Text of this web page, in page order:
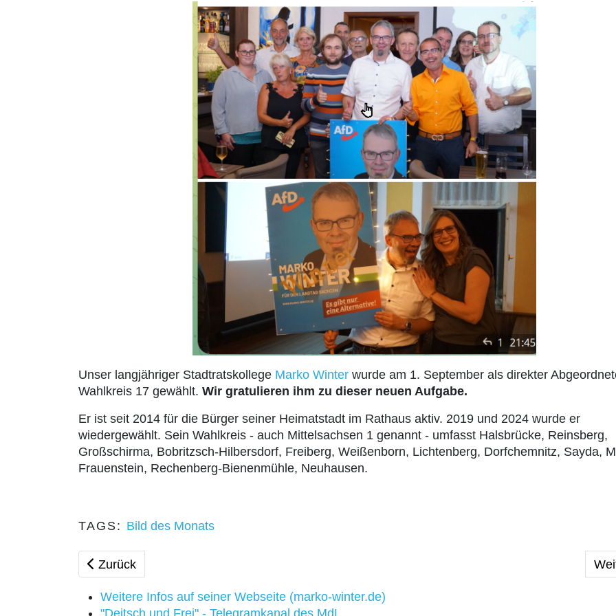
Unser langjähriger Stadtratskollege Marko Winter wurde am 1. September als direkter
Wahlkreis 17 gewählt. Wir gratulieren ihm zu dieser neuen Aufgabe.
Er ist seit 2014 für die Bürger seiner Heimatstadt im Rathaus aktiv. 2019 und 2024 wurde er
wiedergewählt. Sein Wahlkreis - auch Mittelsachsen 1 genannt - umfasst Halsbrücke, Reinsberg,
Großschirma, Bobritzsch-Hilbersdorf, Freiberg, Weißenborn, Lichtenberg, Dorfchemnitz, Sayda,
Frauenstein, Rechenberg-Bienenmühle, Neuhausen.
TAGS: Bild des Monats
Vorheriger Beitrag: Bild des Monats - November 2024
Zurück
Weitere Infos auf seiner Webseite (marko-winter.de)